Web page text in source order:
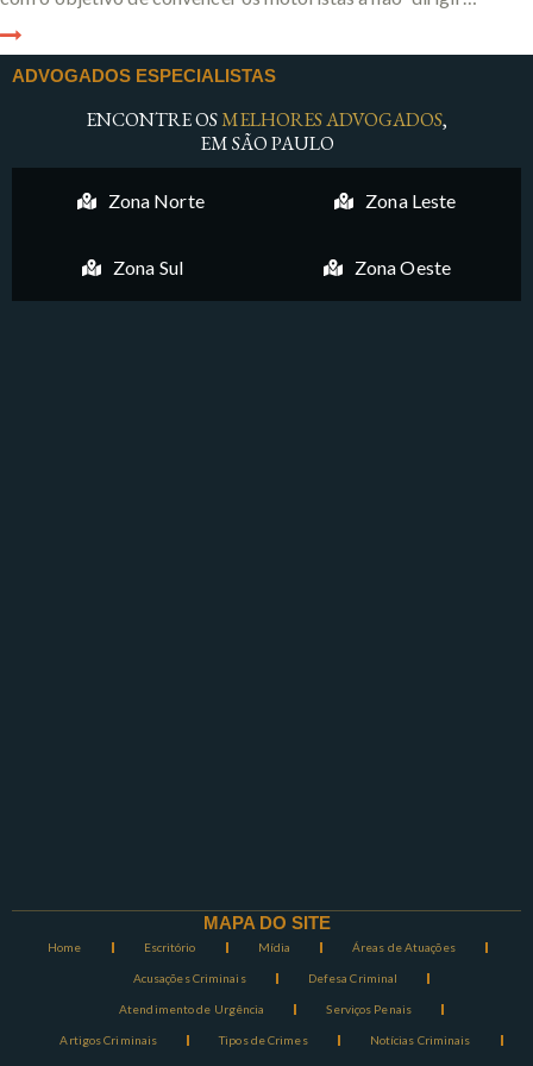
ADVOGADOS ESPECIALISTAS
ENCONTRE OSMELHORES ADVOGADOS,
EM SÃO PAULO
Zona Norte Zona Leste
Zona Sul Zona Oeste
MAPA DO SITE
Home Escritório Mídia Áreas de Atuações
Acusações Criminais Defesa Criminal
Atendimento de Urgência Serviços Penais
Artigos Criminais Tipos de Crimes Notícias Criminais